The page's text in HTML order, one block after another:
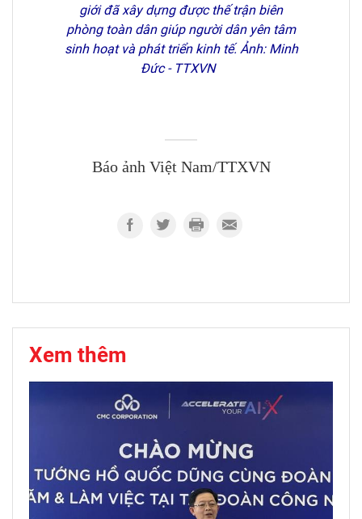
giới đã xây dựng được thế trận biên
phòng toàn dân giúp người dân yên tâm
sinh hoạt và phát triển kinh tế. Ảnh: Minh
Đức - TTXVN
Báo ảnh Việt Nam/TTXVN
Xem thêm